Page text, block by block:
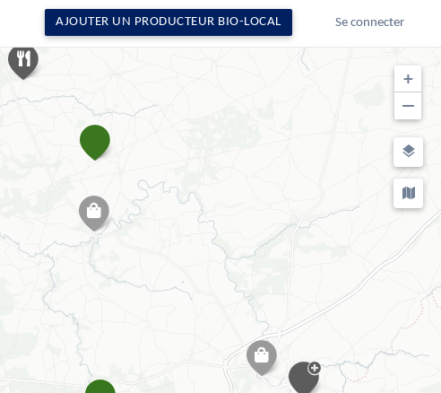
AJOUTER UN PRODUCTEUR BIO-LOCAL Se connecter
+
−